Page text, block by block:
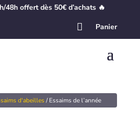
48h offert dès 50€ d’achats 🔥
 Panier
d'abeilles/ Essaims de l’année